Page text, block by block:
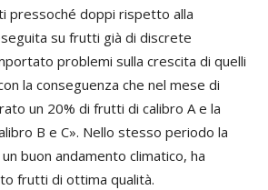
pressoché doppi rispetto alla
su frutti già di discrete
problemi sulla crescita di quelli
la conseguenza che nel mese di
un 20% di frutti di calibro A e la
B e C». Nello stesso periodo la
buon andamento climatico, ha
frutti di ottima qualità.